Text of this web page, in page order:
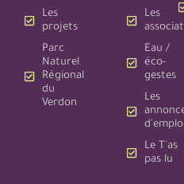
Les
projets
Parc
Naturel
Régional
du
Verdon
Les
Eau /
éco-
gestes
Les
Le T'as
pas lu